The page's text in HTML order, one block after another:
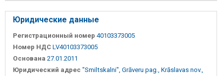
Юридические данные
Регистрационный номер 40103373005
Номер НДС LV40103373005
Основана 27.01.2011
Юридический адрес "Smiltskalni", Grāveru pag., Krāslavas nov.,